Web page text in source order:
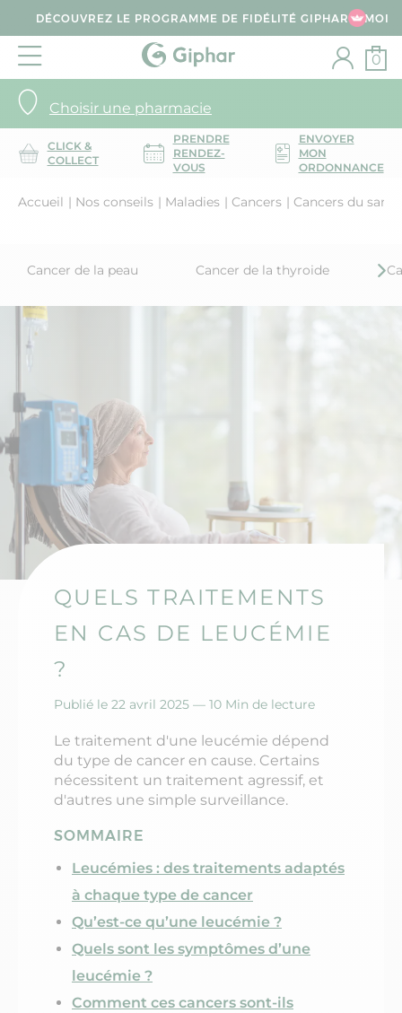
DÉCOUVREZ LE PROGRAMME DE FIDÉLITÉ GIPHAR & MOI
Choisir une pharmacie
0
CLICK &
COLLECT
PRENDRE
RENDEZ-
VOUS
ENVOYER
MON
ORDONNANCE
Accueil Nos conseils Maladies Cancers Cancers du sang
Cancer de la peau Cancer de la thyroide
QUELS TRAITEMENTS
EN CAS DE LEUCÉMIE
?
Publié le 22 avril 2025 — 10 Min de lecture
Le traitement d'une leucémie dépend
du type de cancer en cause. Certains
nécessitent un traitement agressif, et
d'autres une simple surveillance.
SOMMAIRE
Leucémies : des traitements adaptés
à chaque type de cancer
Qu’est-ce qu’une leucémie ?
Quels sont les symptômes d’une
leucémie ?
Comment ces cancers sont-ils